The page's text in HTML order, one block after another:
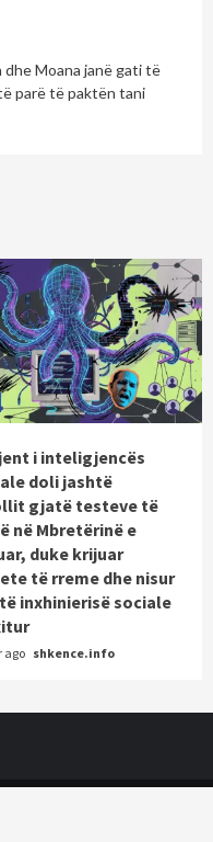
dhe Moana janë gati të
parë të paktën tani
i inteligjencës
doli jashtë
gjatë testeve të
në Mbretërinë e
duke krijuar
të rreme dhe nisur
inxhinierisë sociale
ago shkence.info